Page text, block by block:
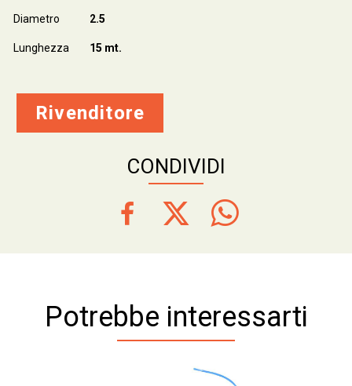
Diametro 2.5
Lunghezza 15 mt.
Rivenditore
CONDIVIDI
Potrebbe interessarti